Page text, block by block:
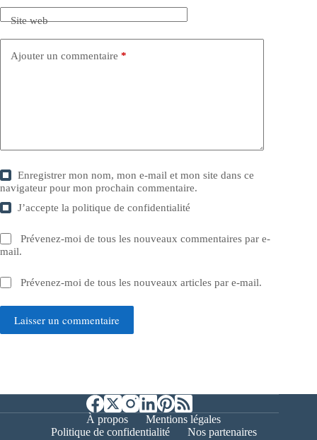
Site web
Ajouter un commentaire *
Enregistrer mon nom, mon e-mail et mon site dans ce
navigateur pour mon prochain commentaire.
J’accepte lapolitique de confidentialité
Prévenez-moi de tous les nouveaux commentaires par e-
mail.
Prévenez-moi de tous les nouveaux articles par e-mail.
Laisser un commentaire
À propos
Mentions légales
Politique de confidentialité
Nos partenaires